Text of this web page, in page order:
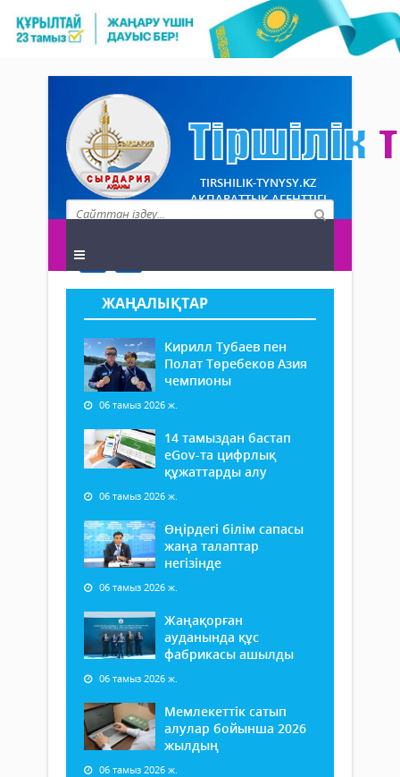
TIRSHILIK-TYNYSY.KZ
АҚПАРАТТЫҚ АГЕНТТІГІ
ЖАҢАЛЫҚТАР
Кирилл Тубаев пен
Полат Төребеков Азия
чемпионы
06 тамыз 2026 ж.
14 тамыздан бастап
еGov-та цифрлық
құжаттарды алу
06 тамыз 2026 ж.
Өңірдегі білім сапасы
жаңа талаптар
негізінде
06 тамыз 2026 ж.
Жаңақорған
ауданында құс
фабрикасы ашылды
06 тамыз 2026 ж.
Мемлекеттік сатып
алулар бойынша 2026
жылдың
06 тамыз 2026 ж.